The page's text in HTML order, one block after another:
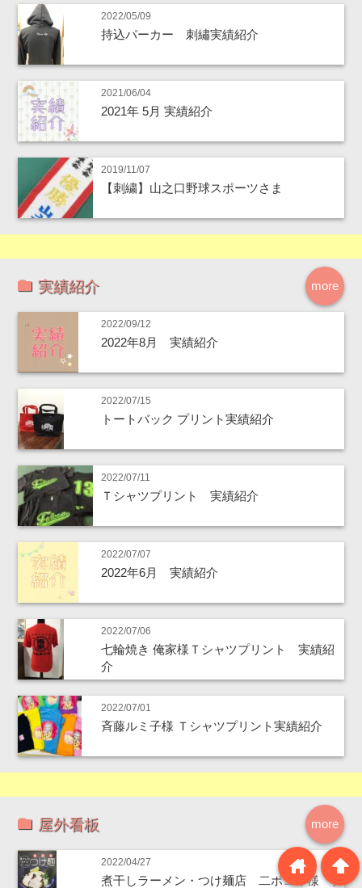
2022/05/09
持込パーカー 刺繡実績紹介
2021/06/04
2021年 5月 実績紹介
2019/11/07
【刺繍】山之口野球スポーツさま
more
実績紹介
2022/09/12
2022年8月 実績紹介
2022/07/15
トートバック プリント実績紹介
2022/07/11
Ｔシャツプリント 実績紹介
2022/07/07
2022年6月 実績紹介
2022/07/06
七輪焼き 俺家様Ｔシャツプリント 実績紹
介
2022/07/01
斉藤ルミ子様 Ｔシャツプリント実績紹介
more
屋外看板
2022/04/27
煮干しラーメン・つけ麺店 二ボコイ様 タ
arrowup
home